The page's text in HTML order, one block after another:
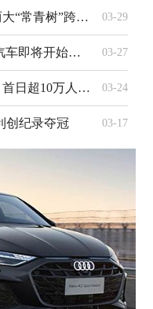
水木年华现身瑞风用户之夜，两大“常青树”跨界携手演绎时代经典 03-29
赛道破局技术领航 中国新能源汽车即将开始竞速时代 03-27
九州汽车生态博览会盛大启幕，首日超10万人前来观展！ 03-24
创纪录夺冠 03-17